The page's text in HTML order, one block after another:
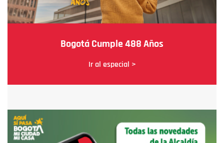
Bogotá Cumple 488 Años
Ir al especial >